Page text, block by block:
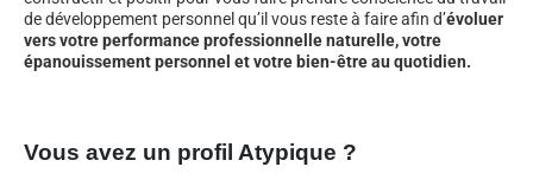
de développement personnel qu’il vous reste à faire afin d’évoluer
vers votre performance professionnelle naturelle, votre
épanouissement personnel et votre bien-être au quotidien.
Vous avez un profil Atypique ?